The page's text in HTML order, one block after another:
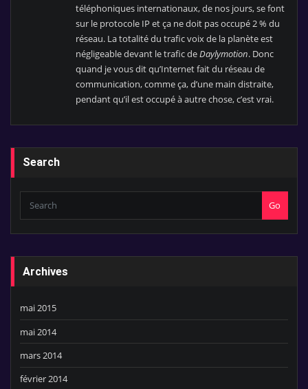
téléphoniques internationaux, de nos jours, se font
sur le protocole IP et ça ne doit pas occupé 2 % du
réseau. La totalité du trafic voix de la planète est
négligeable devant le trafic deDaylymotion. Donc
quand je vous dit qu’Internet fait du réseau de
communication, comme ça, d’une main distraite,
pendant qu’il est occupé à autre chose, c’est vrai.
Search
Go
Archives
mai 2015
mai 2014
mars 2014
février 2014